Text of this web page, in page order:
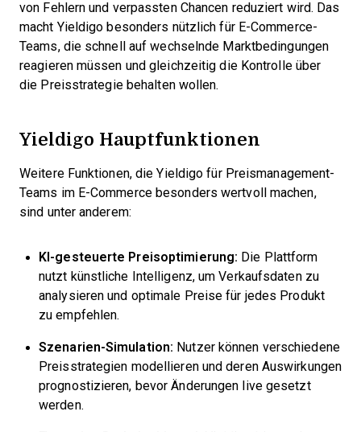
von Fehlern und verpassten Chancen reduziert wird. Das
macht Yieldigo besonders nützlich für E-Commerce-
Teams, die schnell auf wechselnde Marktbedingungen
reagieren müssen und gleichzeitig die Kontrolle über
die Preisstrategie behalten wollen.
Yieldigo Hauptfunktionen
Weitere Funktionen, die Yieldigo für Preismanagement-
Teams im E-Commerce besonders wertvoll machen,
sind unter anderem:
KI-gesteuerte Preisoptimierung: Die Plattform
nutzt künstliche Intelligenz, um Verkaufsdaten zu
analysieren und optimale Preise für jedes Produkt
zu empfehlen.
Szenarien-Simulation: Nutzer können verschiedene
Preisstrategien modellieren und deren Auswirkungen
prognostizieren, bevor Änderungen live gesetzt
werden.